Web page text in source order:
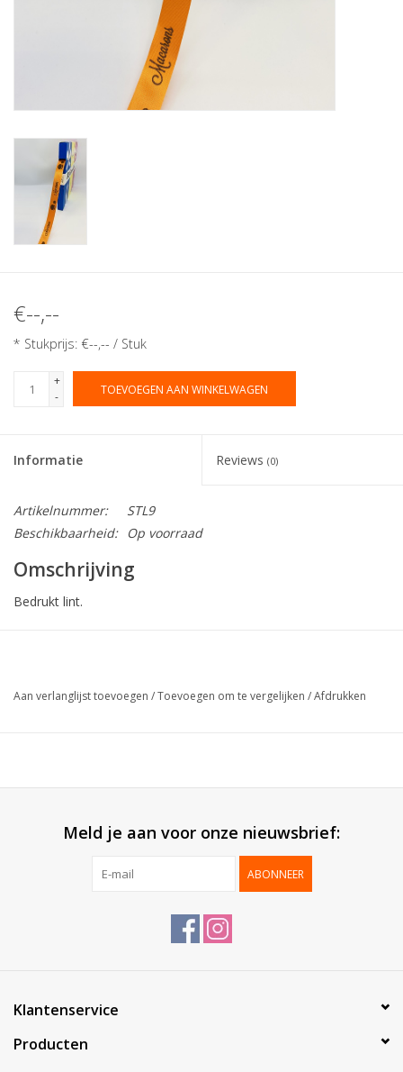
Catalogus: Lente/Pasen 2026
Catalogus: luxe dozen
€--,--
* Stukprijs: €--,-- / Stuk
+
-
TOEVOEGEN AAN WINKELWAGEN
Informatie Reviews (0)
Artikelnummer:
STL9
Beschikbaarheid:
Op voorraad
Omschrijving
Bedrukt lint.
Verpakt per:
1 stuk
Aan verlanglijst toevoegen /Toevoegen om te vergelijken /Afdrukken
Meld je aan voor onze nieuwsbrief:
ABONNEER
Klantenservice
Producten